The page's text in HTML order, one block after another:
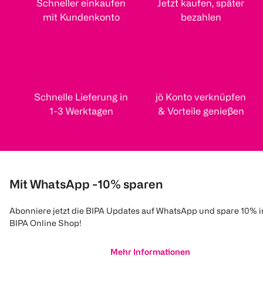
Schneller einkaufen
mit Kundenkonto
Jetzt kaufen, später
bezahlen
Schnelle Lieferung in
1-3 Werktagen
jö Konto verknüpfen
& Vorteile genießen
Mit WhatsApp -10% sparen
Abonniere jetzt die BIPA Updates auf WhatsApp und spare 10%
BIPA Online Shop!
Mehr Informationen